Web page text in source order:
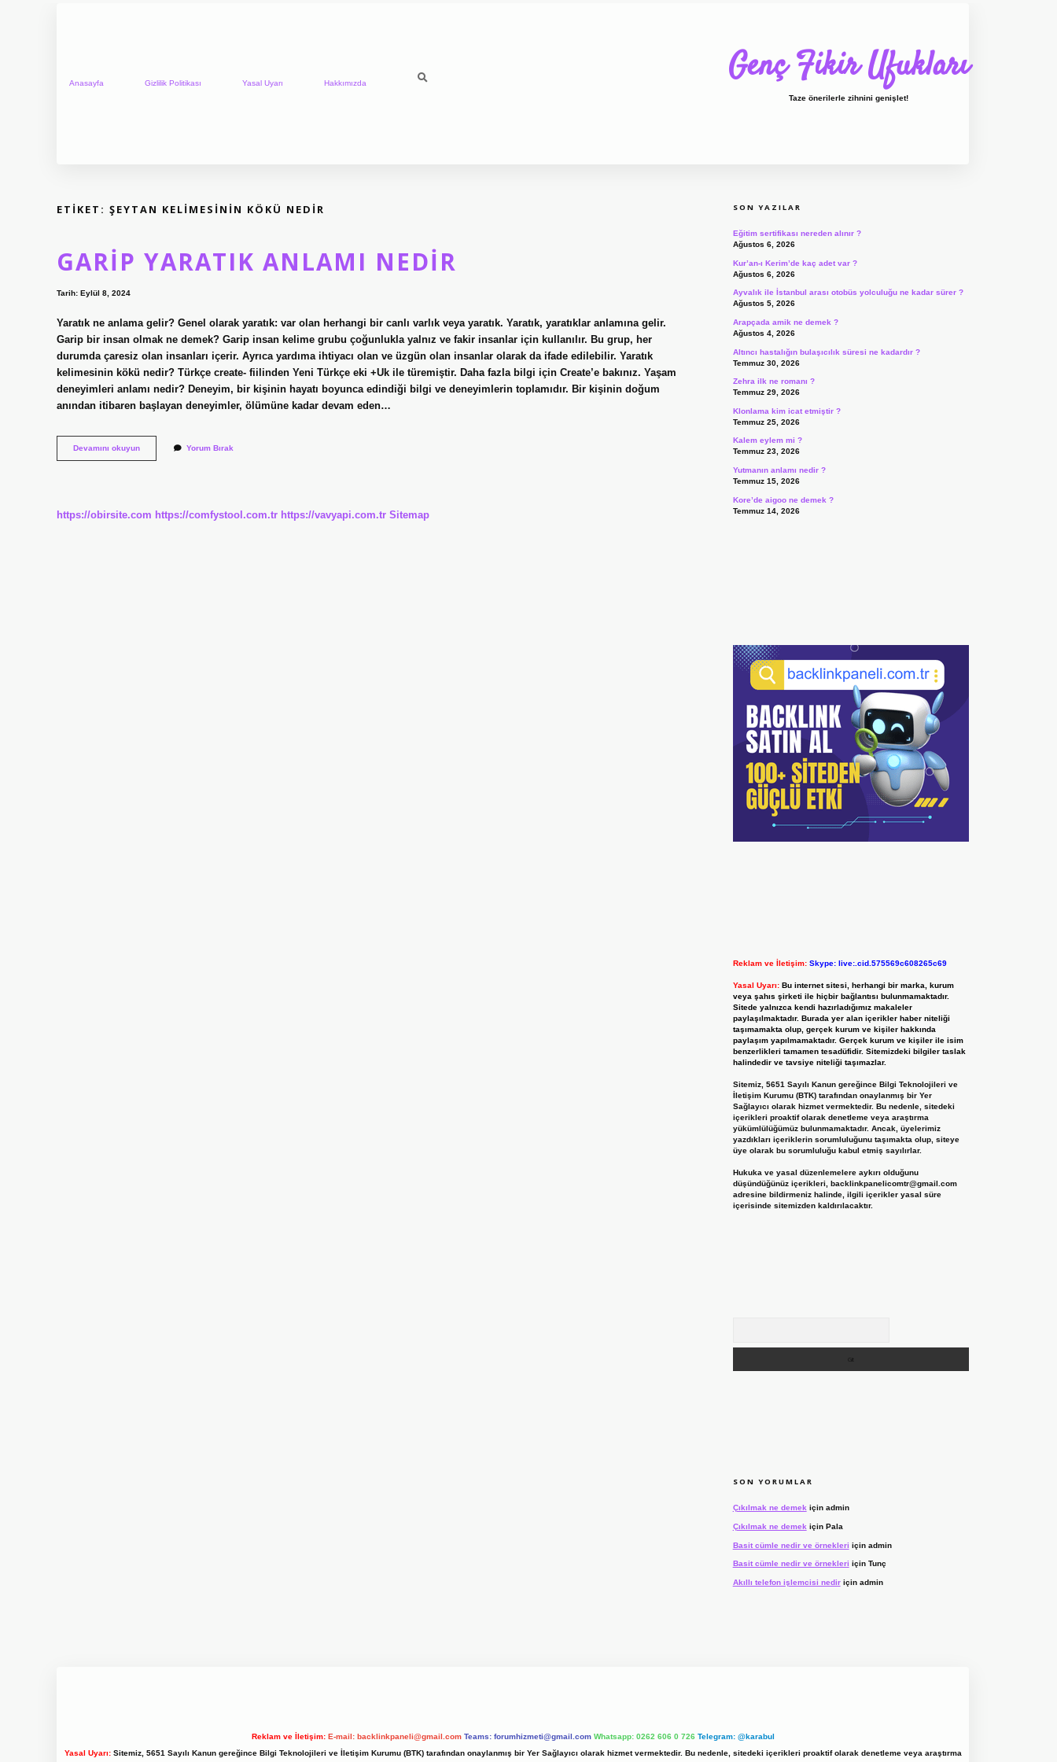
Anasayfa Gizlilik Politikası Yasal Uyarı Hakkımızda Genç Fikir Ufukları
Taze önerilerle zihnini genişlet!
ETIKET: ŞEYTAN KELIMESININ KÖKÜ NEDIR
GARIP YARATIK ANLAMI NEDIR
Tarih: Eylül 8, 2024
Yaratık ne anlama gelir? Genel olarak yaratık: var olan herhangi bir canlı varlık veya yaratık. Yaratık, yaratıklar anlamına gelir.
Garip bir insan olmak ne demek? Garip insan kelime grubu çoğunlukla yalnız ve fakir insanlar için kullanılır. Bu grup, her
durumda çaresiz olan insanları içerir. Ayrıca yardıma ihtiyacı olan ve üzgün olan insanlar olarak da ifade edilebilir. Yaratık
kelimesinin kökü nedir? Türkçe create- fiilinden Yeni Türkçe eki +Uk ile türemiştir. Daha fazla bilgi için Create’e bakınız. Yaşam
deneyimleri anlamı nedir? Deneyim, bir kişinin hayatı boyunca edindiği bilgi ve deneyimlerin toplamıdır. Bir kişinin doğum
anından itibaren başlayan deneyimler, ölümüne kadar devam eden…
Devamını okuyunGarip
Yaratık
Yorum Bırak
https://obirsite.com https://comfystool.com.tr https://vavyapi.com.tr Sitemap
SON YAZILAR
Eğitim sertifikası nereden alınır ?
Ağustos 6, 2026
Kur’an-ı Kerim’de kaç adet var ?
Ağustos 6, 2026
Ayvalık ile İstanbul arası otobüs yolculuğu ne kadar sürer ?
Ağustos 5, 2026
Arapçada amik ne demek ?
Ağustos 4, 2026
Altıncı hastalığın bulaşıcılık süresi ne kadardır ?
Temmuz 30, 2026
Zehra ilk ne romanı ?
Temmuz 29, 2026
Klonlama kim icat etmiştir ?
Temmuz 25, 2026
Kalem eylem mi ?
Temmuz 23, 2026
Yutmanın anlamı nedir ?
Temmuz 15, 2026
Kore’de aigoo ne demek ?
Temmuz 14, 2026
Reklam ve İletişim: Skype: live:.cid.575569c608265c69
Yasal Uyarı: Bu internet sitesi, herhangi bir marka, kurum
veya şahıs şirketi ile hiçbir bağlantısı bulunmamaktadır.
Sitede yalnızca kendi hazırladığımız makaleler
paylaşılmaktadır. Burada yer alan içerikler haber niteliği
taşımamakta olup, gerçek kurum ve kişiler hakkında
paylaşım yapılmamaktadır. Gerçek kurum ve kişiler ile isim
benzerlikleri tamamen tesadüfidir. Sitemizdeki bilgiler taslak
halindedir ve tavsiye niteliği taşımazlar.
Sitemiz, 5651 Sayılı Kanun gereğince Bilgi Teknolojileri ve
İletişim Kurumu (BTK) tarafından onaylanmış bir Yer
Sağlayıcı olarak hizmet vermektedir. Bu nedenle, sitedeki
içerikleri proaktif olarak denetleme veya araştırma
yükümlülüğümüz bulunmamaktadır. Ancak, üyelerimiz
yazdıkları içeriklerin sorumluluğunu taşımakta olup, siteye
üye olarak bu sorumluluğu kabul etmiş sayılırlar.
Hukuka ve yasal düzenlemelere aykırı olduğunu
düşündüğünüz içerikleri, backlinkpanelicomtr@gmail.com
adresine bildirmeniz halinde, ilgili içerikler yasal süre
içerisinde sitemizden kaldırılacaktır.
SON YORUMLAR
Çıkılmak ne demekiçin admin
Çıkılmak ne demek için Pala
Basit cümle nedir ve örnekleri için admin
Basit cümle nedir ve örnekleri için Tunç
Akıllı telefon işlemcisi nediriçin admin
Reklam ve İletişim: E-mail: backlinkpaneli@gmail.com Teams: forumhizmeti@gmail.com Whatsapp: 0262 606 0 726 Telegram: @karabul
Yasal Uyarı:Sitemiz, 5651 Sayılı Kanun gereğince Bilgi Teknolojileri ve İletişim Kurumu (BTK) tarafından onaylanmış bir Yer Sağlayıcı olarak hizmet vermektedir. Bu nedenle, sitedeki içerikleri proaktif olarak denetleme veya araştırma